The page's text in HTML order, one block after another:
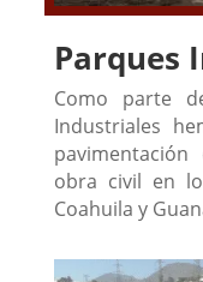
Parques
Como parte
Industriales
obra civil en
Coahuila y